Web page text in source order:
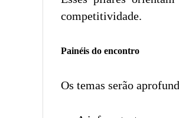
competitividade.
Painéis do encontro
Os temas serão